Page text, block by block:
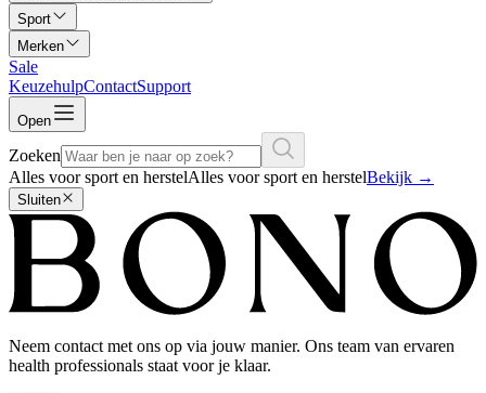
Sport
Merken
Sale
KeuzehulpContactSupport
Open
Zoeken
Alles voor sport en herstelAlles voor sport en herstelBekijk →
Sluiten
Neem contact met ons op via jouw manier. Ons team van ervaren
health professionals staat voor je klaar.